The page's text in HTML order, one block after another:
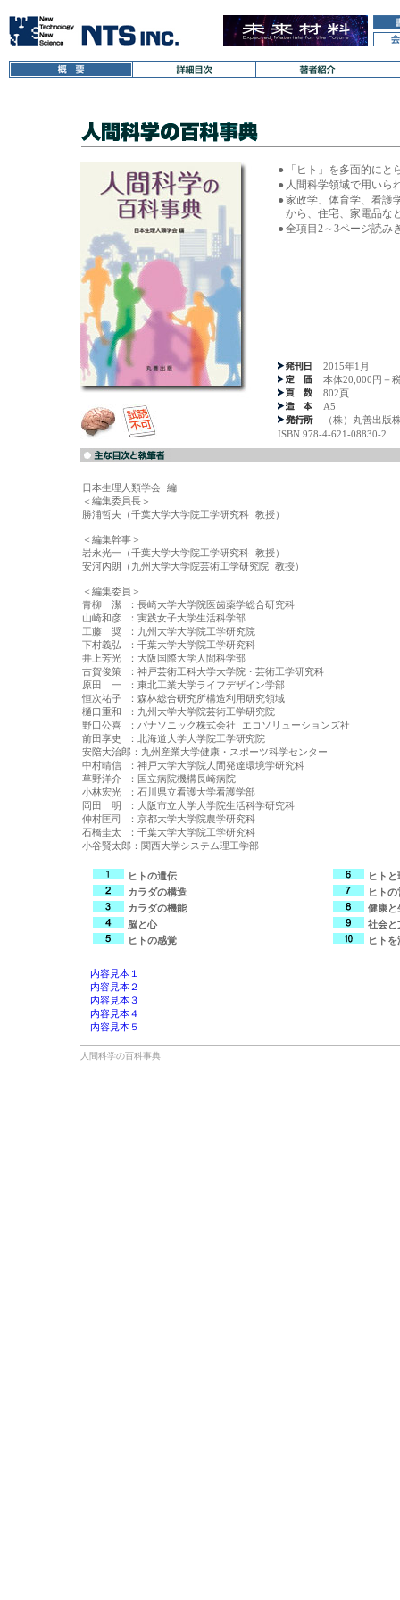
●
「ヒト」を多面的に
● 人間科学領域で用いら
●家政学、体育学、看護
から、住宅、家電品な
●全項目2～3ページ読み
2015年1月
本体20,000円＋
802頁
A5
（株）丸善出版
ISBN 978-4-621-08830-2
日本生理人類学会 編
＜編集委員長＞
勝浦哲夫（千葉大学大学院工学研究科 教授）
＜編集幹事＞
岩永光一（千葉大学大学院工学研究科 教授）
安河内朗（九州大学大学院芸術工学研究院 教授）
＜編集委員＞
青柳　潔 ：長崎大学大学院医歯薬学総合研究科
山崎和彦 ：実践女子大学生活科学部
工藤　奨 ：九州大学大学院工学研究院
下村義弘 ：千葉大学大学院工学研究科
井上芳光 ：大阪国際大学人間科学部
古賀俊策 ：神戸芸術工科大学大学院・芸術工学研究科
原田　一 ：東北工業大学ライフデザイン学部
恒次祐子 ：森林総合研究所構造利用研究領域
樋口重和 ：九州大学大学院芸術工学研究院
野口公喜 ：パナソニック株式会社 エコソリューションズ社
前田享史 ：北海道大学大学院工学研究院
安陪大治郎：九州産業大学健康・スポーツ科学センター
中村晴信 ：神戸大学大学院人間発達環境学研究科
草野洋介 ：国立病院機構長崎病院
小林宏光 ：石川県立看護大学看護学部
岡田　明 ：大阪市立大学大学院生活科学研究科
仲村匡司 ：京都大学大学院農学研究科
石橋圭太 ：千葉大学大学院工学研究科
ヒトの遺伝
カラダの構造
カラダの機能
脳と心
ヒトの感覚
ヒトと
ヒトの
健康と
社会と
ヒトを
内容見本１
内容見本２
内容見本３
内容見本４
内容見本５
人間科学の百科事典